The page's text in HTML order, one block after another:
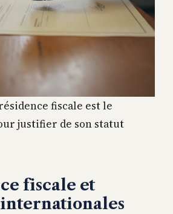
fiscale est le
justifier de son statut
fiscale et